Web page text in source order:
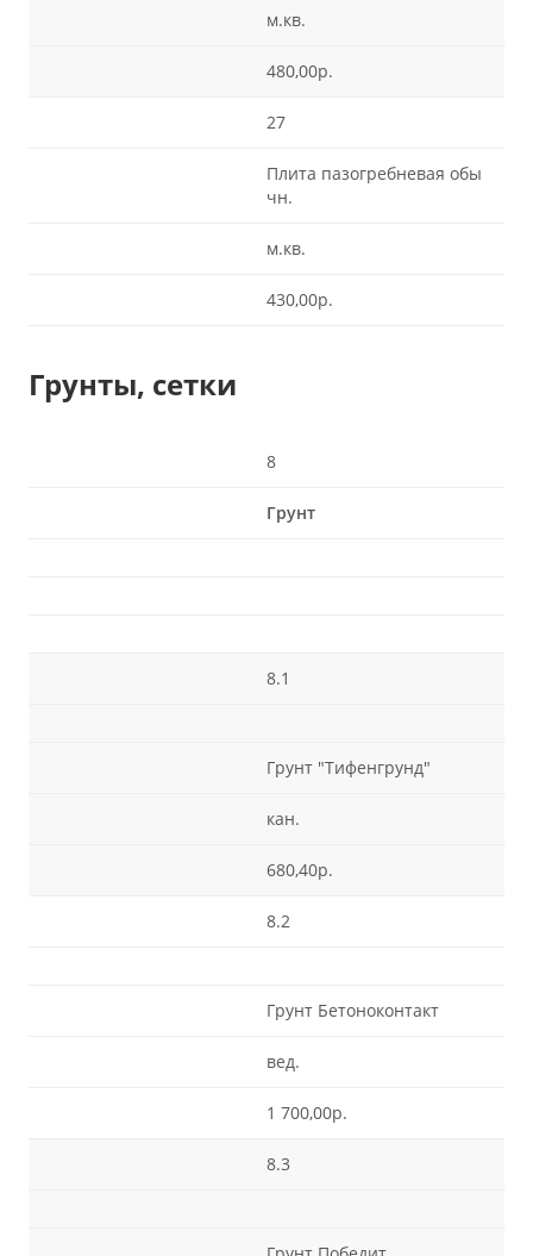
м.кв.
480,00р.
27
Плита пазогребневая обы
чн.
м.кв.
430,00р.
Грунты, сетки
8
Грунт
8.1
Грунт "Тифенгрунд"
кан.
680,40р.
8.2
Грунт Бетоноконтакт
вед.
1 700,00р.
8.3